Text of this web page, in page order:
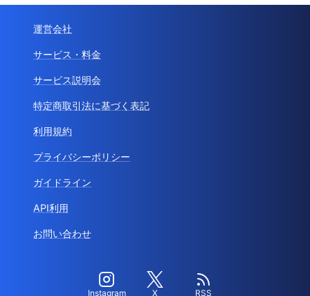
運営会社
サービス・料金
サービス説明会
特定商取引法に基づく表記
利用規約
プライバシーポリシー
ガイドライン
API利用
お問い合わせ
Instagram X RSS